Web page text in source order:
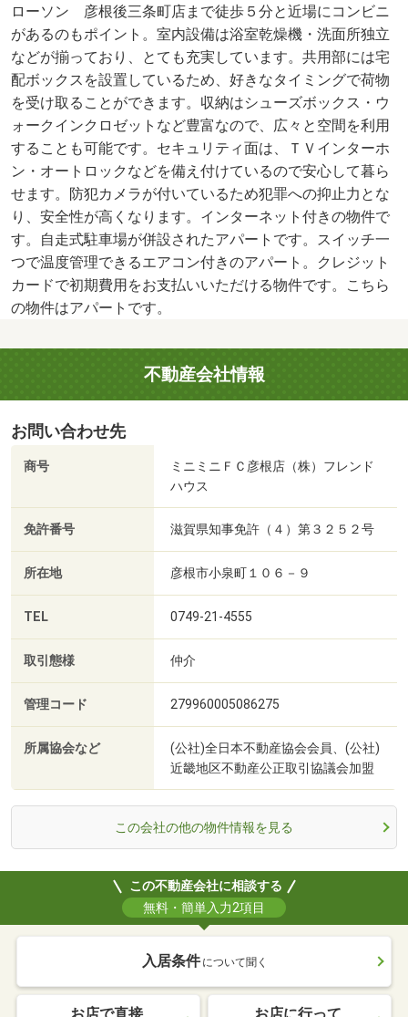
ローソン 彦根後三条町店まで徒歩５分と近場にコンビニ
があるのもポイント。室内設備は浴室乾燥機・洗面所独立
などが揃っており、とても充実しています。共用部には宅
配ボックスを設置しているため、好きなタイミングで荷物
を受け取ることができます。収納はシューズボックス・ウ
ォークインクロゼットなど豊富なので、広々と空間を利用
することも可能です。セキュリティ面は、ＴＶインターホ
ン・オートロックなどを備え付けているので安心して暮ら
せます。防犯カメラが付いているため犯罪への抑止力とな
り、安全性が高くなります。インターネット付きの物件で
す。自走式駐車場が併設されたアパートです。スイッチ一
つで温度管理できるエアコン付きのアパート。クレジット
カードで初期費用をお支払いいただける物件です。こちら
の物件はアパートです。
不動産会社情報
お問い合わせ先
商号
ミニミニＦＣ彦根店（株）フレンド
ハウス
免許番号 滋賀県知事免許（４）第３２５２号
所在地 彦根市小泉町１０６－９
TEL 0749-21-4555
取引態様 仲介
管理コード 279960005086275
所属協会など
(公社)全日本不動産協会会員、(公社)
近畿地区不動産公正取引協議会加盟
この会社の他の物件情報を見る
この不動産会社に相談する
無料・簡単入力2項目
入居条件 について聞く